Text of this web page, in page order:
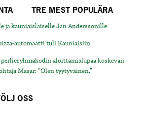
TRE MEST POPULÄRA
ja kauniaislaiselle Jan Anderssonille
automaatti tuli Kauniaisiin
aloittamislupaa koskevan
Masar: “Olen tyytyväinen.”
OSS